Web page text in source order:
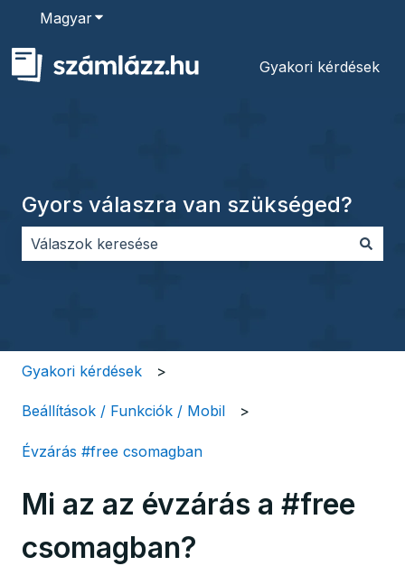
MagyarAlmenü megjelenítése fordításokhoz
Gyakori kérdések
Gyors válaszra van szükséged?
Gyakori kérdések
Beállítások / Funkciók / Mobil
Évzárás #free csomagban
Mi az az évzárás a #free
csomagban?